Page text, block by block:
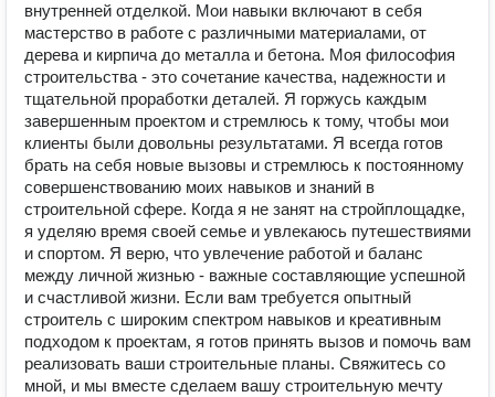
внутренней отделкой. Мои навыки включают в себя
мастерство в работе с различными материалами, от
дерева и кирпича до металла и бетона. Моя философия
строительства - это сочетание качества, надежности и
тщательной проработки деталей. Я горжусь каждым
завершенным проектом и стремлюсь к тому, чтобы мои
клиенты были довольны результатами. Я всегда готов
брать на себя новые вызовы и стремлюсь к постоянному
совершенствованию моих навыков и знаний в
строительной сфере. Когда я не занят на стройплощадке,
я уделяю время своей семье и увлекаюсь путешествиями
и спортом. Я верю, что увлечение работой и баланс
между личной жизнью - важные составляющие успешной
и счастливой жизни. Если вам требуется опытный
строитель с широким спектром навыков и креативным
подходом к проектам, я готов принять вызов и помочь вам
реализовать ваши строительные планы. Свяжитесь со
мной, и мы вместе сделаем вашу строительную мечту